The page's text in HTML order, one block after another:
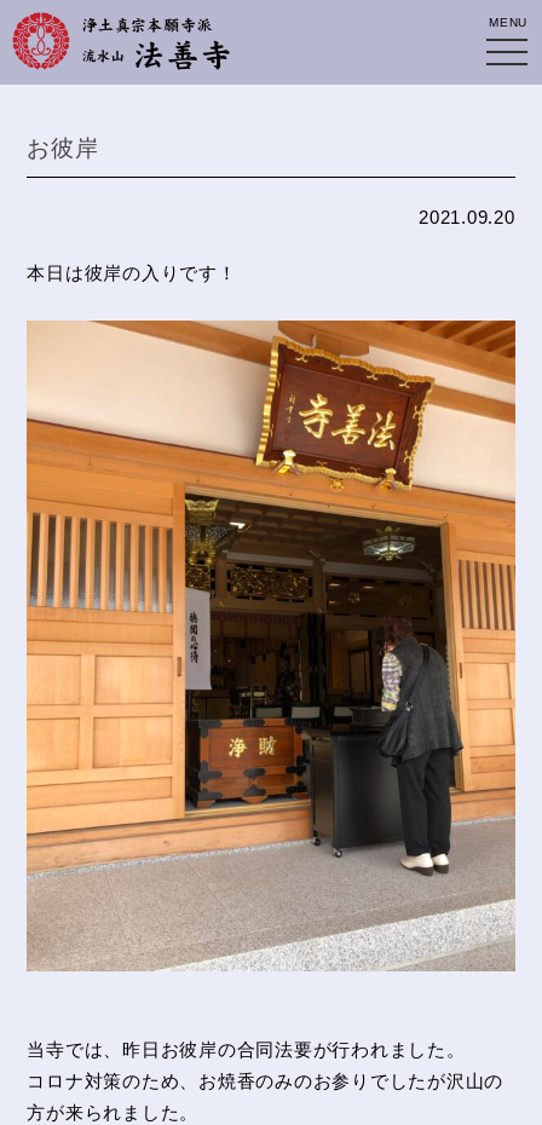
MENU
お彼岸
2021.09.20
本日は彼岸の入りです！
当寺では、昨日お彼岸の合同法要が行われました。
コロナ対策のため、お焼香のみのお参りでしたが沢山の
方が来られました。